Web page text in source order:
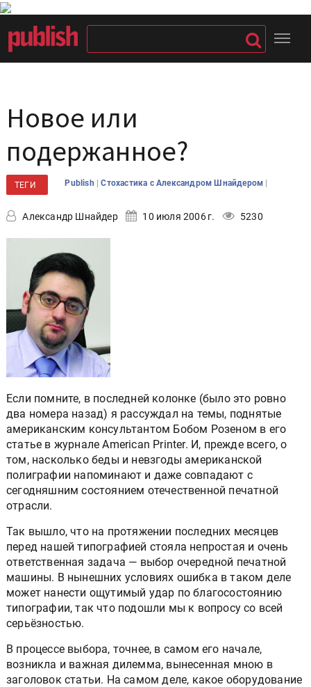
Новое или
подержанное?
ТЕГИ Publish |Стохастика с Александром Шнайдером |
Александр Шнайдер 10 июля 2006 г. 5230
Если помните, в последней колонке (было это ровно
два номера назад) я рассуждал на темы, поднятые
американским консультантом Бобом Розеном в его
статье в журнале American Printer. И, прежде всего, о
том, насколько беды и невзгоды американской
полиграфии напоминают и даже совпадают с
сегодняшним состоянием отечественной печатной
отрасли.
Так вышло, что на протяжении последних месяцев
перед нашей типографией стояла непростая и очень
ответственная задача — выбор очередной печатной
машины. В нынешних условиях ошибка в таком деле
может нанести ощутимый удар по благосостоянию
типографии, так что подошли мы к вопросу со всей
серьёзностью.
В процессе выбора, точнее, в самом его начале,
возникла и важная дилемма, вынесенная мною в
заголовок статьи. На самом деле, какое оборудование